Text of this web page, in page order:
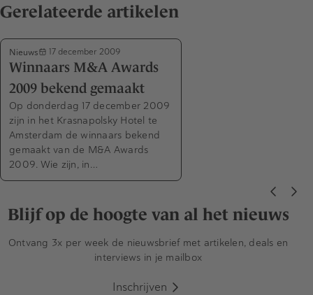
Gerelateerde artikelen
Nieuws 17 december 2009
Winnaars M&A Awards
2009 bekend gemaakt
Op donderdag 17 december 2009
zijn in het Krasnapolsky Hotel te
Amsterdam de winnaars bekend
gemaakt van de M&A Awards
2009. Wie zijn, in…
Blijf op de hoogte van al het nieuws
Ontvang 3x per week de nieuwsbrief met artikelen, deals en
interviews in je mailbox
Inschrijven